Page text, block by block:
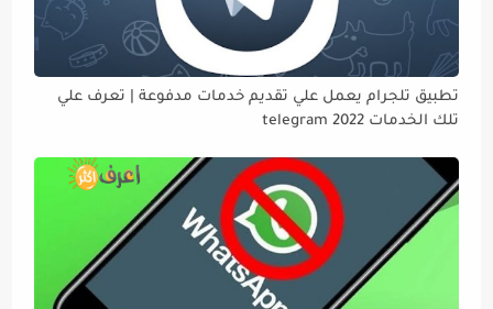
تطبيق تلجرام يعمل علي تقديم خدمات مدفوعة | تعرف علي
تلك الخدمات telegram 2022